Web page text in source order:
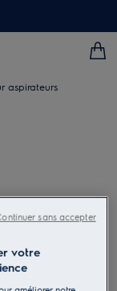
aspirateurs
votre
sans accepter